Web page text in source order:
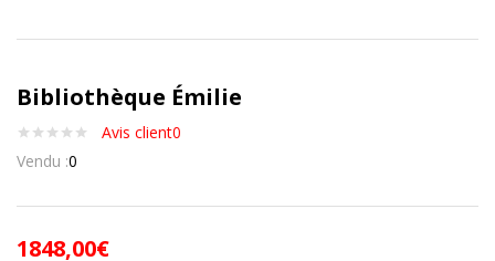
Bibliothèque Émilie
Avis client0
Vendu :0
1848,00€